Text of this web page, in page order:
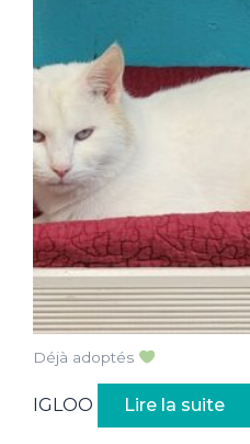
Déjà adoptés
IGLOO Lire la suite